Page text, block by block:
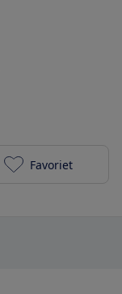
Blokker BL-
Favoriet